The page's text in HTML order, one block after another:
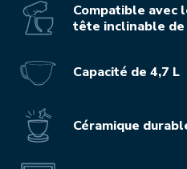
Compatible avec
tête inclinable de
Capacité de 4,7 L
Céramique